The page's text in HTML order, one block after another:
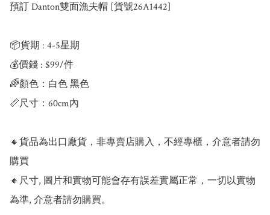
預訂 Danton雙面漁夫帽 [貨號26A1442]
📦貨期 : 4-5星期
💰價錢 : $99/件
🌈顏色：白色 黑色
📏尺寸：60cm內
🔸貨品為出口廠貨，非專賣店購入，不經專櫃，介意者請勿
購買
🔸尺寸, 圖片和實物可能會存有誤差實屬正常，一切以實物
為準, 介意者請勿購買。